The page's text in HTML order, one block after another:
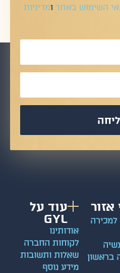
באתרומדיניות
עוד על
GYL
אודותינו
לקוחות החברה
שאלות ותשובות
מידע נוסף